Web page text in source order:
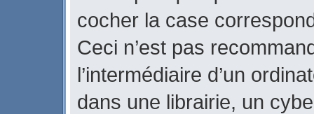
cocher la case
Ceci n’est pas
l’intermédiaire d’un
dans une librairie, un